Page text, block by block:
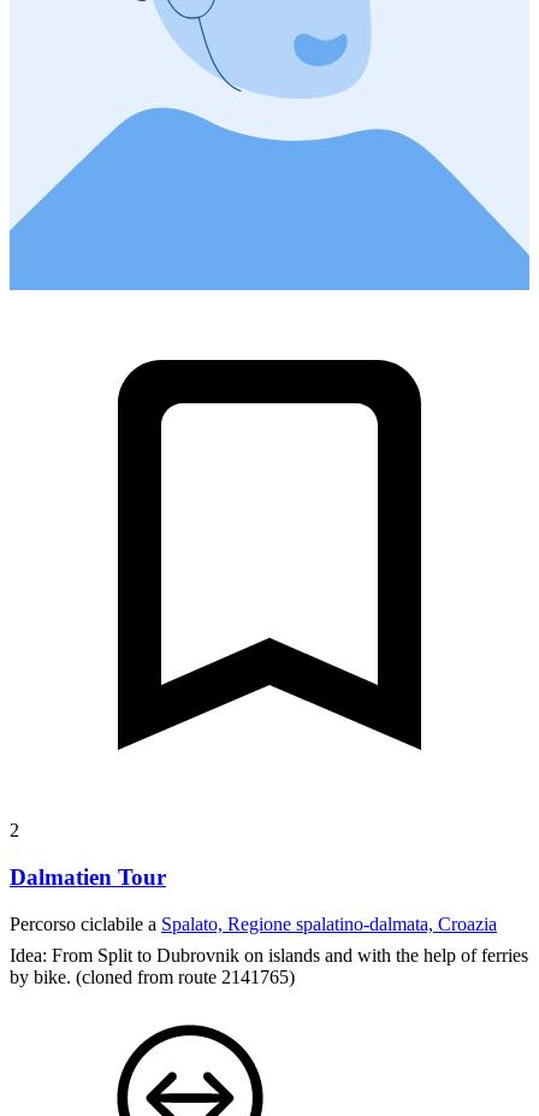
2
Dalmatien Tour
Percorso ciclabile a Spalato, Regione spalatino-dalmata, Croazia
Idea: From Split to Dubrovnik on islands and with the help of ferries
by bike. (cloned from route 2141765)